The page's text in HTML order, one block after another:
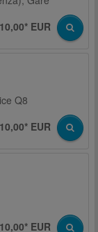
EUR
Q8
EUR
EUR